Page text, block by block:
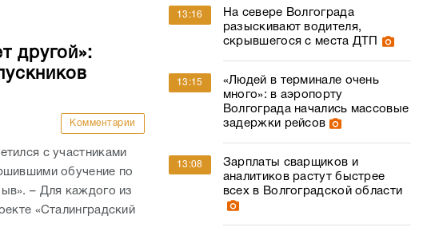
другой»:
Комментарии
с участниками
обучение по
– Для каждого из
«Сталинградский
13:16
На севере Волгограда
разыскивают водителя,
скрывшегося с места ДТП
13:15
«Людей в терминале очень
много»: в аэропорту
Волгограда начались массовые
задержки рейсов
13:08
Зарплаты сварщиков и
аналитиков растут быстрее
всех в Волгоградской области